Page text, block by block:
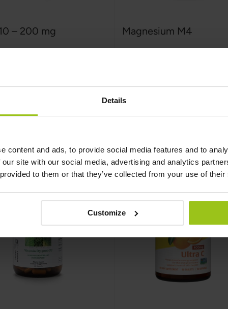
Details
content and ads, to provide social media features and to
site with our social media, advertising and analytics
to them or that they’ve collected from your use of
Customize
– 200 mg Magnesium M4
329 kr